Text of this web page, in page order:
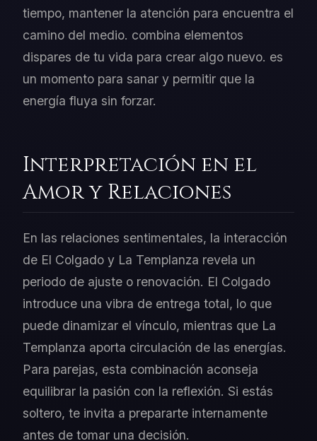
tiempo, mantener la atención para encuentra el
camino del medio. combina elementos
dispares de tu vida para crear algo nuevo. es
un momento para sanar y permitir que la
energía fluya sin forzar.
Interpretación en el
Amor y Relaciones
En las relaciones sentimentales, la interacción
de El Colgado y La Templanza revela un
periodo de ajuste o renovación. El Colgado
introduce una vibra de entrega total, lo que
puede dinamizar el vínculo, mientras que La
Templanza aporta circulación de las energías.
Para parejas, esta combinación aconseja
equilibrar la pasión con la reflexión. Si estás
soltero, te invita a prepararte internamente
antes de tomar una decisión.